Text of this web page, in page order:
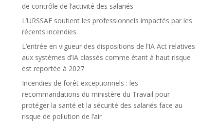
de contrôle de l’activité des salariés
L’URSSAF soutient les professionnels impactés par les
récents incendies
L’entrée en vigueur des dispositions de l’IA Act relatives
aux systèmes d’IA classés comme étant à haut risque
est reportée à 2027
Incendies de forêt exceptionnels : les
recommandations du ministère du Travail pour
protéger la santé et la sécurité des salariés face au
risque de pollution de l’air